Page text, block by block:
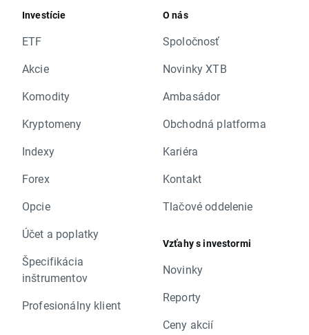
Investície
ETF
Akcie
Komodity
Kryptomeny
Indexy
Forex
Opcie
Účet a poplatky
Špecifikácia
inštrumentov
Profesionálny klient
O nás
Spoločnosť
Novinky XTB
Ambasádor
Obchodná platforma
Kariéra
Kontakt
Tlačové oddelenie
Vzťahy s investormi
Novinky
Reporty
Ceny akcií